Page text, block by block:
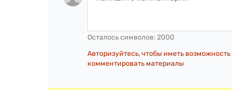
Осталось символов: 2000
Авторизуйтесь, чтобы иметь возможность
комментировать материалы